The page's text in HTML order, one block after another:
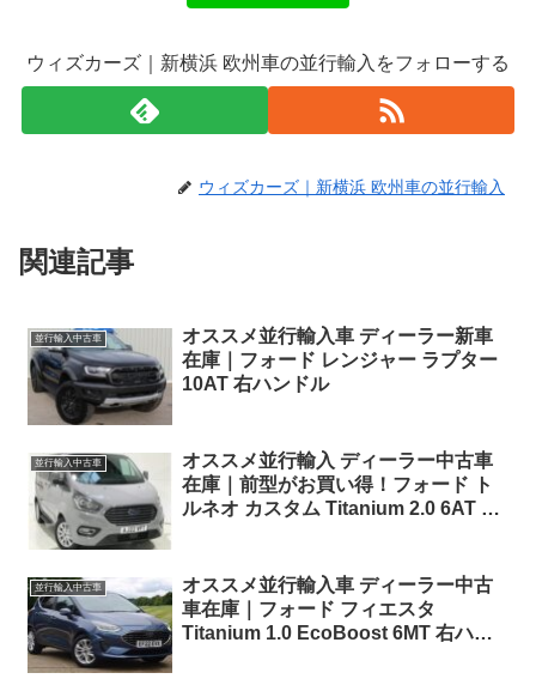
ウィズカーズ｜新横浜 欧州車の並行輸入をフォローする
ウィズカーズ｜新横浜 欧州車の並行輸入
関連記事
並行輸入中古車
オススメ並行輸入車 ディーラー新車
在庫｜フォード レンジャー ラプター
10AT 右ハンドル
並行輸入中古車
オススメ並行輸入 ディーラー中古車
在庫｜前型がお買い得！フォード ト
ルネオ カスタム Titanium 2.0 6AT ８
並行輸入中古車
オススメ並行輸入車 ディーラー中古
車在庫｜フォード フィエスタ
Titanium 1.0 EcoBoost 6MT 右ハン